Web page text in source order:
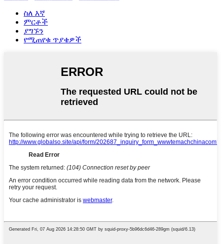
ስለ እኛ
ምርቶች
ያግኙን
የሚጠየቁ ጥያቄዎች